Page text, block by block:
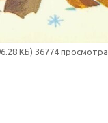
КБ) 36774 просмотра